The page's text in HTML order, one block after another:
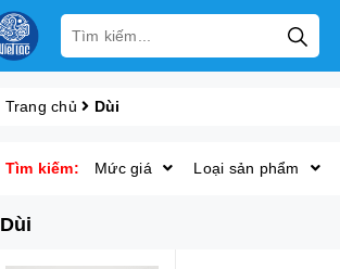
Trang chủ Dùi
Tìm kiếm: Mức giá Loại sản phẩm
Dùi